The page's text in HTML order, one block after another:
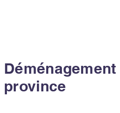
province